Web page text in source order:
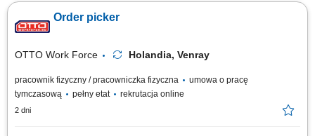
konkurencyjne wynagrodzenie, bezpieczne zakwaterowanie oraz
wsparcie na każdym etapie pracy. Nawet jeśli nie masz dużego
Order picker
OTTO Work Force Holandia, Venray
pracownik fizyczny / pracowniczka fizyczna
umowa o pracę
tymczasową
pełny etat rekrutacja online
2 dni